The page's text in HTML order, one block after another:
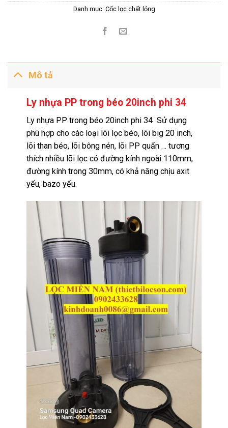
Danh mục: Cốc lọc chất lỏng
Mô tả
Ly nhựa PP trong béo 20inch phi 34
Ly nhựa PP trong béo 20inch phi 34 Sử dụng
phù hợp cho các loại lõi lọc béo, lõi big 20 inch,
lõi than béo, lõi bông nén, lõi PP quấn … tương
thích nhiều lõi lọc có đường kính ngoài 110mm,
đường kính trong 30mm, có khả năng chịu axit
yếu, bazo yếu.